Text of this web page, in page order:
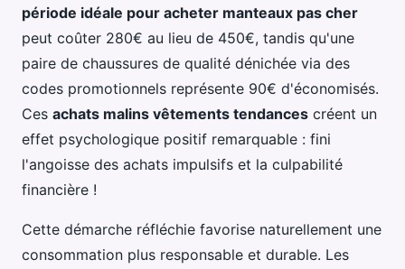
période idéale pour acheter manteaux pas cher
peut coûter 280€ au lieu de 450€, tandis qu'une
paire de chaussures de qualité dénichée via des
codes promotionnels représente 90€ d'économisés.
Ces achats malins vêtements tendances créent un
effet psychologique positif remarquable : fini
l'angoisse des achats impulsifs et la culpabilité
financière !
Cette démarche réfléchie favorise naturellement une
consommation plus responsable et durable. Les